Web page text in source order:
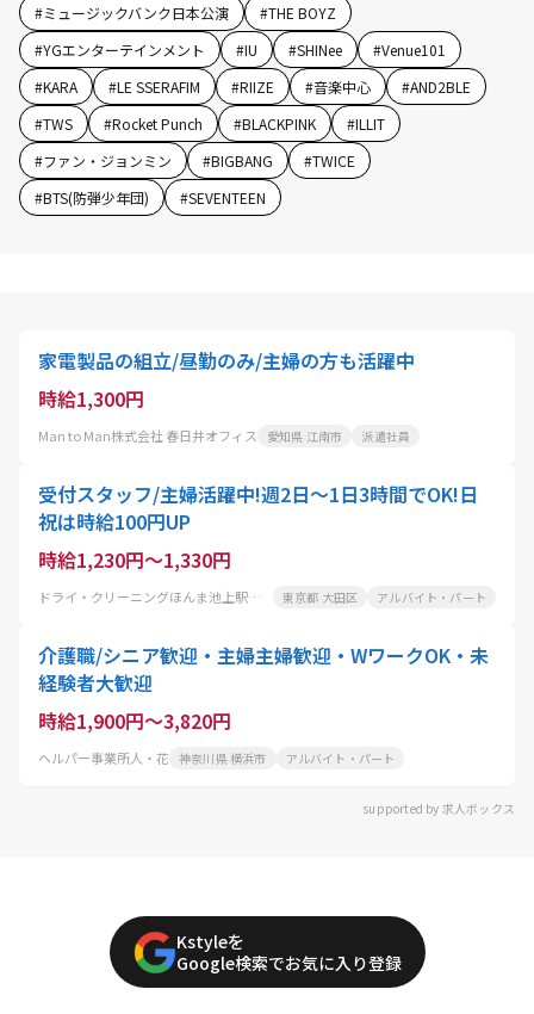
#ミュージックバンク日本公演 #THE BOYZ
#YGエンターテインメント #IU #SHINee #Venue101
#KARA #LE SSERAFIM #RIIZE #音楽中心 #AND2BLE
#TWS #Rocket Punch #BLACKPINK #ILLIT
#ファン・ジョンミン #BIGBANG #TWICE
#BTS(防弾少年団) #SEVENTEEN
家電製品の組立/昼勤のみ/主婦の方も活躍中
時給1,300円
Man to Man株式会社 春日井オフィス 愛知県 江南市 派遣社員
受付スタッフ/主婦活躍中!週2日～1日3時間でOK!日
祝は時給100円UP
時給1,230円～1,330円
ドライ・クリーニングほんま池上駅前店 東京都 大田区 アルバイト・パート
介護職/シニア歓迎・主婦主婦歓迎・WワークOK・未
経験者大歓迎
時給1,900円～3,820円
ヘルパー事業所人・花 神奈川県 横浜市 アルバイト・パート
supported by 求人ボックス
Kstyleを
Google検索でお気に入り登録